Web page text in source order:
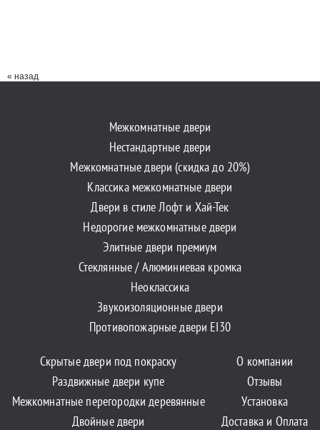
« назад
Межкомнатные двери
Нестандартные двери
Межкомнатные двери (скидка до 20%)
Классика межкомнатные двери
Двери в стиле Лофт и Хай-Тек
Недорогие межкомнатные двери
Элитные двери премиум
Стеклянные / Алюминиевая кромка
Неоклассика
Звукоизоляционные двери
Противопожарные двери EI30
Скрытые двери под покраску
Раздвижные двери купе
Межкомнатные перегородки деревянные
Двойные двери
О компании
Отзывы
Установка
Доставка и Оплата